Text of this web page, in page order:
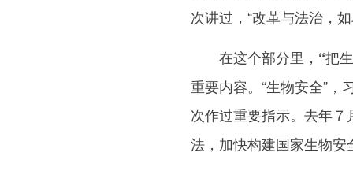
次讲过，“改革与法治，
在这个部分里， “把
重要内容。“生物安全”
次作过重要指示。去年
法，加快构建国家生物